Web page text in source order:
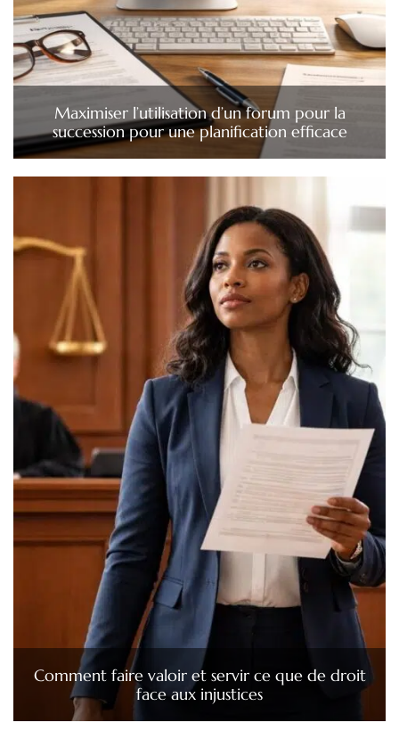
Maximiser l’utilisation d’un forum pour la
succession pour une planification efficace
Comment faire valoir et servir ce que de droit
face aux injustices